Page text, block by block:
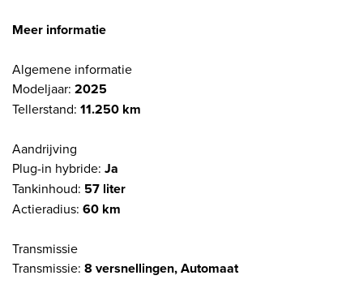
Meer informatie
Algemene informatie
Modeljaar: 2025
Tellerstand: 11.250 km
Aandrijving
Plug-in hybride: Ja
Tankinhoud: 57 liter
Actieradius: 60 km
Transmissie
Transmissie: 8 versnellingen, Automaat